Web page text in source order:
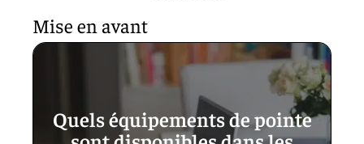
Mise en avant
Quels équipements de pointe